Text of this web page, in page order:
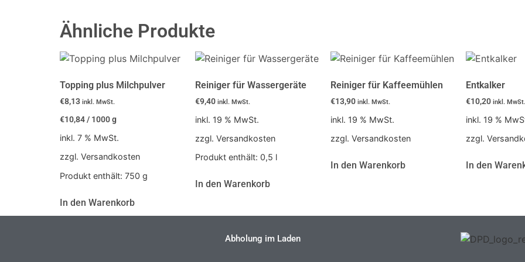
Ähnliche Produkte
Topping plus Milchpulver
€8,13 inkl. MwSt.
€10,84/ 1000g
inkl. 7 % MwSt.
zzgl. Versandkosten
Produkt enthält: 750 g
In den Warenkorb
Reiniger für Wassergeräte
€9,40 inkl. MwSt.
inkl. 19 % MwSt.
zzgl. Versandkosten
Produkt enthält: 0,5 l
In den Warenkorb
Reiniger für Kaffeemühlen
€13,90 inkl. MwSt.
inkl. 19 % MwSt.
zzgl. Versandkosten
In den Warenkorb
Entkalker
€10,20 inkl. MwSt.
inkl. 19 %
zzgl.
In den
Abholung im Laden